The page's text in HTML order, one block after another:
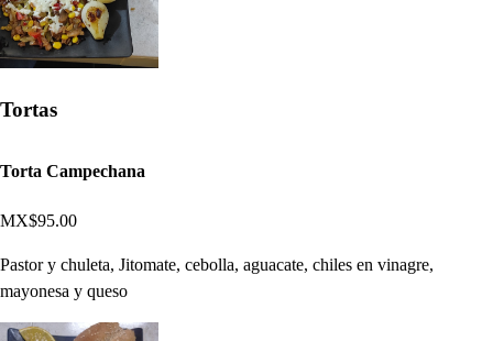
Tortas
Torta Campechana
MX$95.00
Pastor y chuleta, Jitomate, cebolla, aguacate, chiles en vinagre,
mayonesa y queso